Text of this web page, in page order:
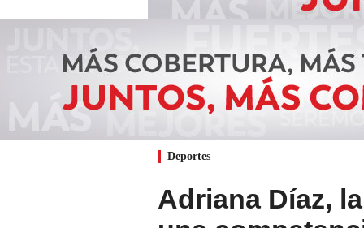
Deportes
Adriana Díaz,